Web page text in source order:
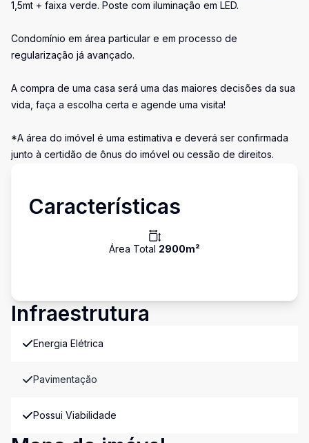
1,5mt + faixa verde. Poste com iluminação em LED.
Condomínio em área particular e em processo de
regularização já avançado.
A compra de uma casa será uma das maiores decisões da sua
vida, faça a escolha certa e agende uma visita!
*A área do imóvel é uma estimativa e deverá ser confirmada
junto à certidão de ônus do imóvel ou cessão de direitos.
Características
Área Total 2900m²
Infraestrutura
Energia Elétrica
Pavimentação
Possui Viabilidade